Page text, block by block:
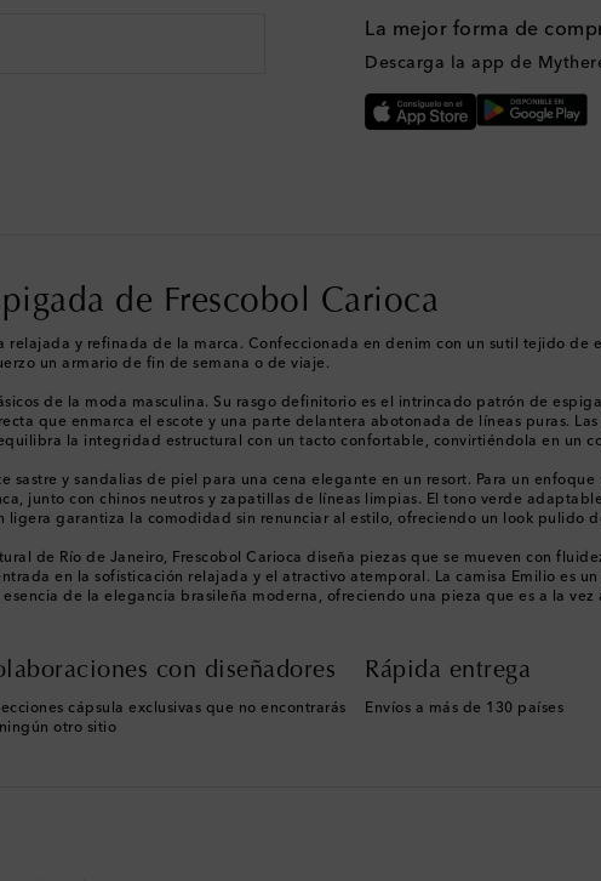
La mejor forma de
Descarga la app de
de Frescobol Carioca
relajada y refinada de la marca. Confeccionada en denim con un sutil tejido de
un armario de fin de semana o de viaje.
de la moda masculina. Su rasgo definitorio es el intrincado patrón de
que enmarca el escote y una parte delantera abotonada de líneas puras.
la integridad estructural con un tacto confortable, convirtiéndola en un
sastre y sandalias de piel para una cena elegante en un resort. Para un
junto con chinos neutros y zapatillas de líneas limpias. El tono verde
ligera garantiza la comodidad sin renunciar al estilo, ofreciendo un look pulido
de Río de Janeiro, Frescobol Carioca diseña piezas que se mueven con
en la sofisticación relajada y el atractivo atemporal. La camisa Emilio es
de la elegancia brasileña moderna, ofreciendo una pieza que es a la
con diseñadores
cápsula exclusivas que no encontrarás
otro sitio
Rápida entrega
Envíos a más de 130 países